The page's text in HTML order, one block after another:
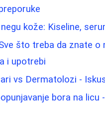
kože: Kiseline,
što treba da znate o
i upotrebi
vs Dermatolozi -
bora na licu